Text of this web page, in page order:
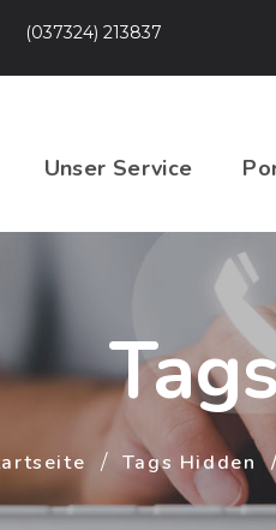
(037324) 213837
Unser Service
Tags Hidden